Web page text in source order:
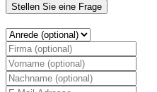
Stellen Sie eine Frage